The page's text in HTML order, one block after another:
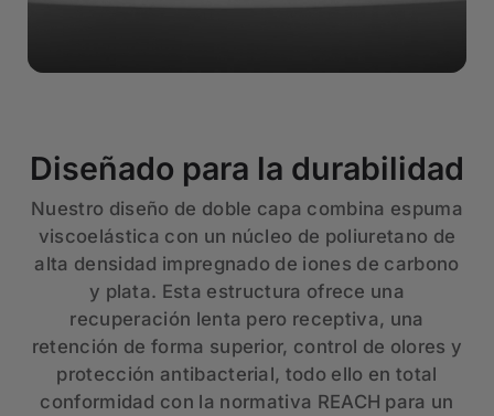
Diseñado para la durabilidad
Nuestro diseño de doble capa combina espuma
viscoelástica con un núcleo de poliuretano de
alta densidad impregnado de iones de carbono
y plata. Esta estructura ofrece una
recuperación lenta pero receptiva, una
retención de forma superior, control de olores y
protección antibacterial, todo ello en total
conformidad con la normativa REACH para un